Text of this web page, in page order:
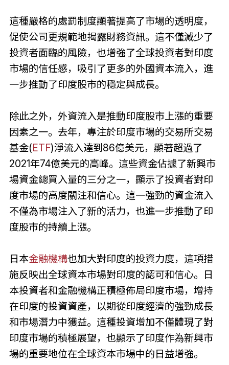
這種嚴格的處罰制度顯著提高了市場的透明度，
促使公司更規範地揭露財務資訊。這不僅減少了
投資者面臨的風險，也增強了全球投資者對印度
市場的信任感，吸引了更多的外國資本流入，進
一步推動了印度股市的穩定與成長。
除此之外，外資流入是推動印度股市上漲的重要
因素之一。去年，專注於印度市場的交易所交易
基金(ETF)淨流入達到86億美元，顯著超過了
2021年74億美元的高峰。這些資金佔據了新興市
場資金總買入量的三分之一，顯示了投資者對印
度市場的高度關注和信心。這一強勁的資金流入
不僅為市場注入了新的活力，也進一步推動了印
度股市的持續上漲。
日本金融機構也加大對印度的投資力度，這項措
施反映出全球資本市場對印度的認可和信心。日
本投資者和金融機構正積極佈局印度市場，增持
在印度的投資資產，以期從印度經濟的強勁成長
和市場潛力中獲益。這種投資增加不僅體現了對
印度市場的積極展望，也顯示了印度作為新興市
場的重要地位在全球資本市場中的日益增強。